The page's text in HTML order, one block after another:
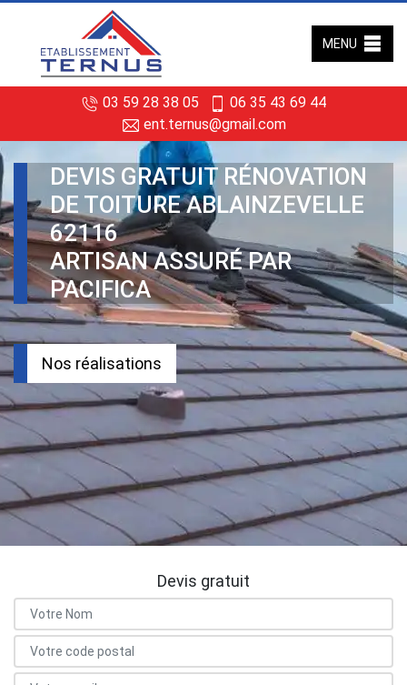
03 59 28 38 05
06 35 43 69 44
ent.ternus@gmail.com
MENU
DEVIS GRATUIT RÉNOVATION
DE TOITURE ABLAINZEVELLE
62116
ARTISAN ASSURÉ PAR
PACIFICA
Nos réalisations
Devis gratuit